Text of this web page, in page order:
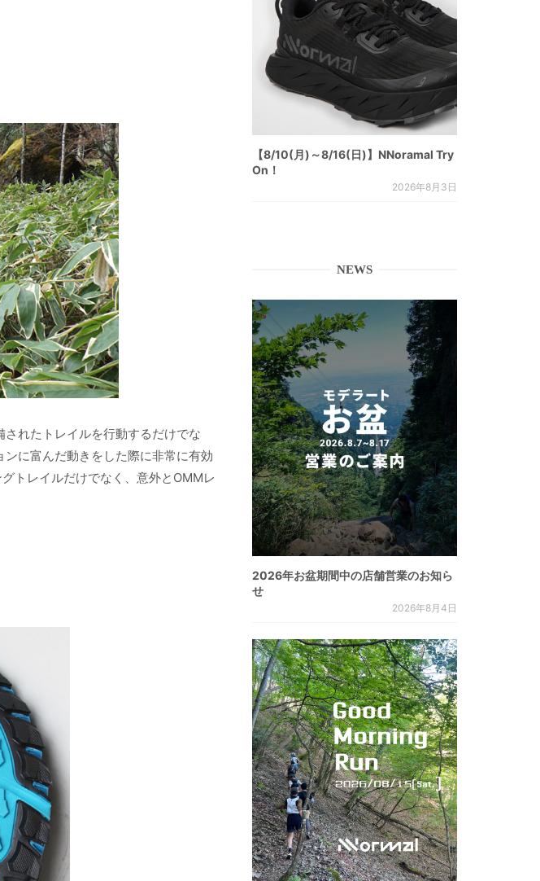
れたトレイルを行動するだけでな
に富んだ動きをした際に非常に有効
トレイルだけでなく、意外とOMMレ
【8/10(月)～8/16(日)】NNoramal Try
On！
2026年8月3日
NEWS
2026年お盆期間中の店舗営業のお知ら
せ
2026年8月4日